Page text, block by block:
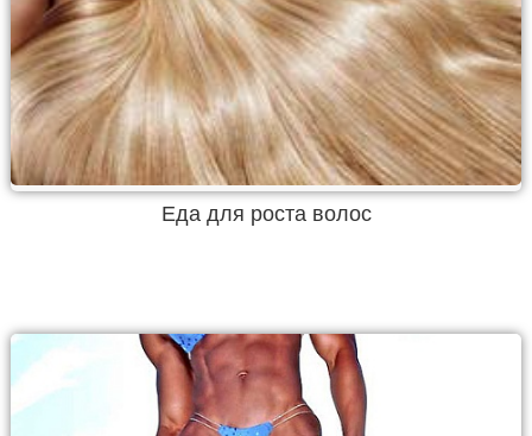
Еда для роста волос